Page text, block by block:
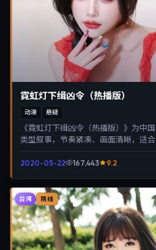
霓虹灯下缉凶令（热播版）
动漫 悬疑
《霓虹灯下缉凶令（热播版）》为中
类型叙事，节奏紧凑、画面清晰，适
2020-05-22 167,443 9.2
台湾 院线